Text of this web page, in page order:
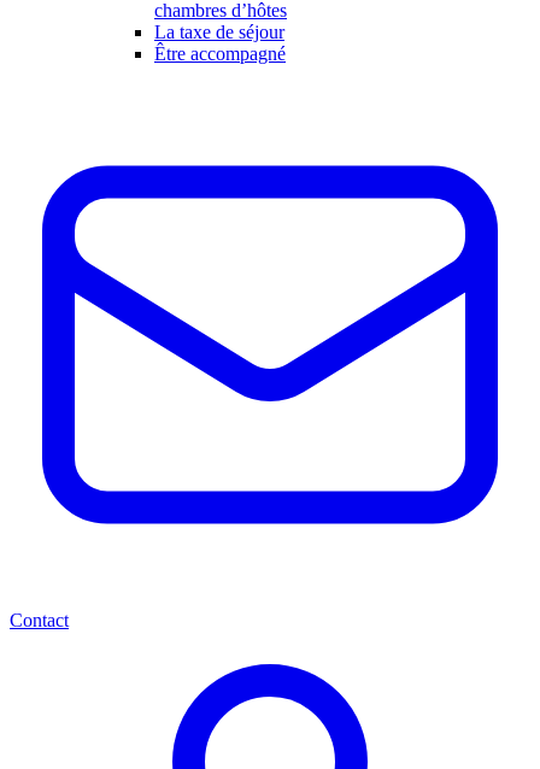
chambres d’hôtes
La taxe de séjour
Être accompagné
Contact